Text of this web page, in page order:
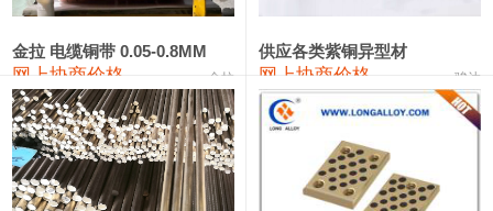
铸造铝合金锭(A380） 26,200—26,400 26,300 100
铝合金ADC12 24,100—24,300 100
铸造铝合金锭(ZL102) 24,100—24,300 24,200
金拉 电缆铜带 0.05-0.8MM
网上协商价格 金拉
供应各类紫铜异型材
网上协商价格 骏达